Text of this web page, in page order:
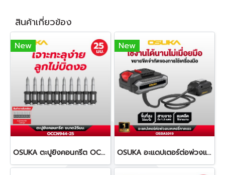
สินค้าเกี่ยวข้อง
New
OSUKA ตะปูยิงคอนกรีต OCCN944-25 ทนทานต่อการกัดกร่อน
New
OSUKA อะแดปเตอร์ต่อพ่วงแบตเตอรี่คาดเอว ยาว 1.2 เมตร OSBA5019